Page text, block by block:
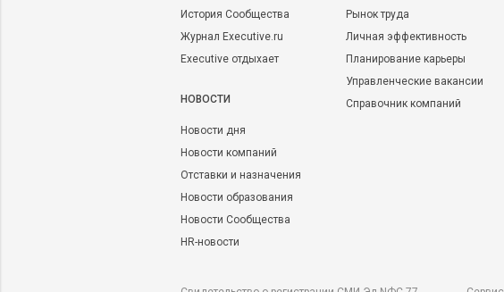
История Сообщества
Журнал Executive.ru
Executive отдыхает
НОВОСТИ
Новости дня
Новости компаний
Отставки и назначения
Новости образования
Новости Сообщества
HR-новости
Рынок труда
Личная эффективность
Планирование карьеры
Управленческие вакансии
Справочник компаний